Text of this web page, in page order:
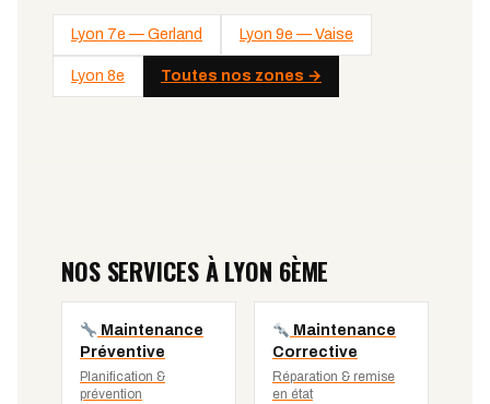
Lyon 7e — Gerland Lyon 9e — Vaise
Lyon 8e Toutes nos zones →
NOS SERVICES À LYON 6ÈME
Maintenance
Préventive
Planification &
prévention
Maintenance
Corrective
Réparation & remise
en état